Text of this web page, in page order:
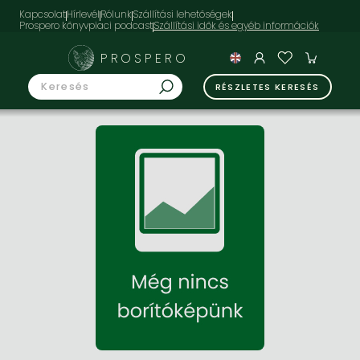
KapcsolatHírlevélRólunkSzállítási lehetőségek
Prospero könyvpiaci podcast
PROSPERO
RÉSZLETES KERESÉS